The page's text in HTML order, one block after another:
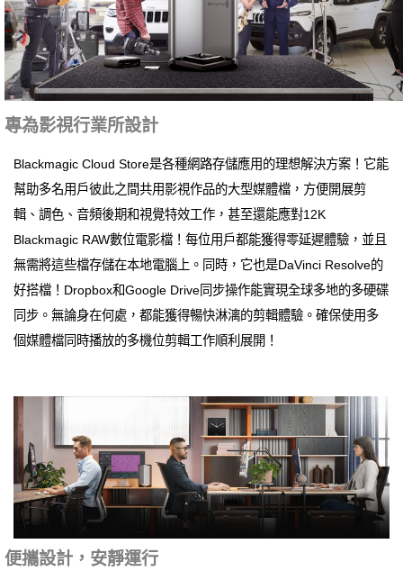
專為影視行業所設計
Blackmagic Cloud Store是各種網路存儲應用的理想解決方案！它能
幫助多名用戶彼此之間共用影視作品的大型媒體檔，方便開展剪
輯、調色、音頻後期和視覺特效工作，甚至還能應對12K
Blackmagic RAW數位電影檔！每位用戶都能獲得零延遲體驗，並且
無需將這些檔存儲在本地電腦上。同時，它也是DaVinci Resolve的
好搭檔！Dropbox和Google Drive同步操作能實現全球多地的多硬碟
同步。無論身在何處，都能獲得暢快淋漓的剪輯體驗。確保使用多
個媒體檔同時播放的多機位剪輯工作順利展開！
便攜設計，安靜運行